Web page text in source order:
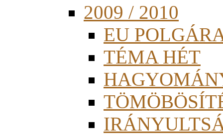
2009 / 2010
EU
TÉMA HÉT